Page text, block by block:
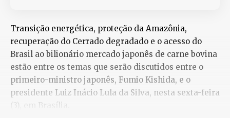
Transição energética, proteção da Amazônia,
recuperação do Cerrado degradado e o acesso do
Brasil ao bilionário mercado japonês de carne bovina
estão entre os temas que serão discutidos entre o
primeiro-ministro japonês, Fumio Kishida, e o
presidente Luiz Inácio Lula da Silva, nesta sexta-feira
(3), em Brasília.